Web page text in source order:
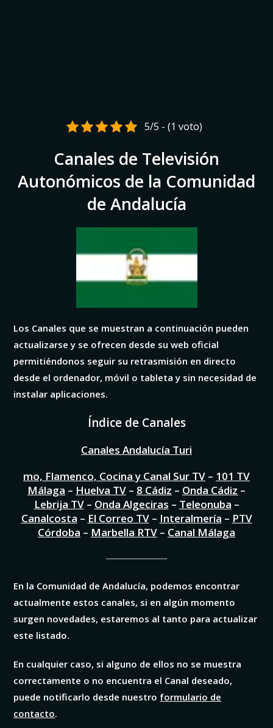
5/5 - (1 voto)
Canales de Televisión
Autonómicos de la Comunidad
de Andalucía
Los Canales que se muestran a continuación pueden
actualizarse y se ofrecen desde su web oficial
permitiéndonos seguir su retrasmisión en directo
desde el ordenador, móvil o tableta y sin necesidad de
instalar aplicaciones.
Índice de Canales
Canales Andalucía Turi
mo, Flamenco, Cocina y Canal Sur TV – 101 TV
Málaga – Huelva TV – 8 Cádiz – Onda Cádiz –
Lebrija TV– Onda Algeciras – Teleonuba –
Canalcosta – El Correo TV– Interalmería – PTV
Córdoba – Marbella RTV – Canal Málaga
En la Comunidad de Andalucía, podemos encontrar
actualmente estos canales, si en algún momento
surgen novedades, estaremos al tanto para actualizar
este listado.
En cualquier caso, si alguno de ellos no se muestra
correctamente o no encuentra el Canal deseado,
puede notificarlo desde nuestro formulario de
contacto.